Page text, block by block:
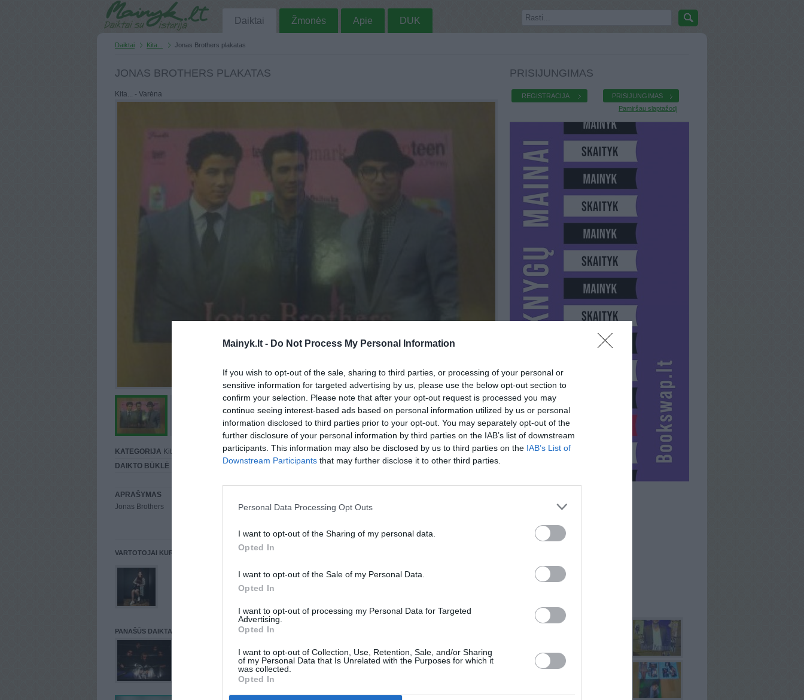
Mainyk.lt - Do Not Process My Personal Information
If you wish to opt-out of the sale, sharing to third parties, or processing of your personal or
sensitive information for targeted advertising by us, please use the below opt-out section to
confirm your selection. Please note that after your opt-out request is processed you may
continue seeing interest-based ads based on personal information utilized by us or personal
information disclosed to third parties prior to your opt-out. You may separately opt-out of the
further disclosure of your personal information by third parties on the IAB’s list of downstream
participants. This information may also be disclosed by us to third parties on the IAB’s List of
Downstream Participants that may further disclose it to other third parties.
Personal Data Processing Opt Outs
I want to opt-out of the Sharing of my personal data.
Opted In
I want to opt-out of the Sale of my Personal Data.
Opted In
I want to opt-out of processing my Personal Data for Targeted
Advertising.
Opted In
I want to opt-out of Collection, Use, Retention, Sale, and/or Sharing
of my Personal Data that Is Unrelated with the Purposes for which it
was collected.
Opted In
Daiktai Žmonės Apie DUK
Daiktai Kita... Jonas Brothers plakatas
JONAS BROTHERS PLAKATAS
Kita... - Varėna
KATEGORIJA Kita... MIESTASVarėna
DAIKTO BŪKLĖ
APRAŠYMAS
Jonas Brothers
ONE DIRECTION
0.29 EUR(1 LTL)
VARTOTOJAI KURIE PATALPINĘ DAIKTĄ Į NORŲ KREPŠĮ
VISI 1 ŽMONĖS
PANAŠŪS DAIKTAI
PRISIJUNGIMAS
REGISTRACIJA
PRISIJUNGIMAS
Pamiršau slaptažodį
GAGA8231
ATLIKO MAINŲ
DAUGIAU DAIKTŲ